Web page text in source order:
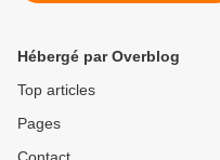
Hébergé par Overblog
Top articles
Pages